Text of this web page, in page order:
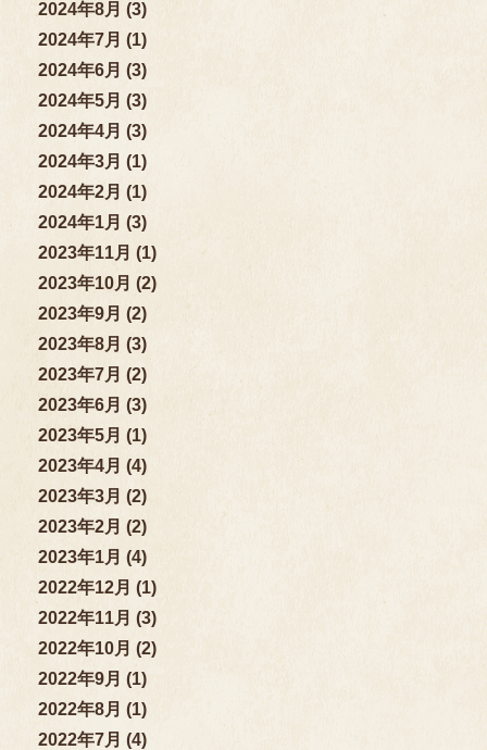
2024年8月 (3)
2024年7月 (1)
2024年6月 (3)
2024年5月 (3)
2024年4月 (3)
2024年3月 (1)
2024年2月 (1)
2024年1月 (3)
2023年11月 (1)
2023年10月 (2)
2023年9月 (2)
2023年8月 (3)
2023年7月 (2)
2023年6月 (3)
2023年5月 (1)
2023年4月 (4)
2023年3月 (2)
2023年2月 (2)
2023年1月 (4)
2022年12月 (1)
2022年11月 (3)
2022年10月 (2)
2022年9月 (1)
2022年8月 (1)
2022年7月 (4)